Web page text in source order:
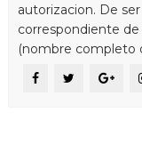
autorizacion. De
correspondiente de
(nombre completo